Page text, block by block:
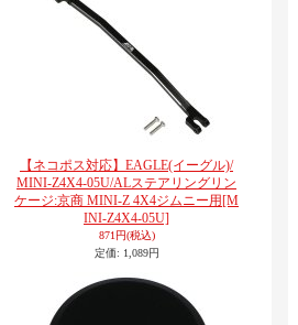
【ネコポス対応】EAGLE(イーグル)/
MINI-Z4X4-05U/ALステアリングリン
ケージ:京商 MINI-Z 4X4ジムニー用 [M
INI-Z4X4-05U]
871円(税込)
定価: 1,089円